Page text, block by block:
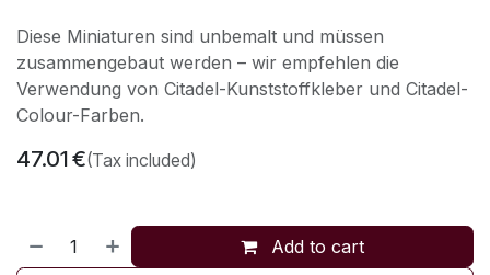
Diese Miniaturen sind unbemalt und müssen
zusammengebaut werden – wir empfehlen die
Verwendung von Citadel-Kunststoffkleber und Citadel-
Colour-Farben.
47.01€(Tax included)
Add to cart